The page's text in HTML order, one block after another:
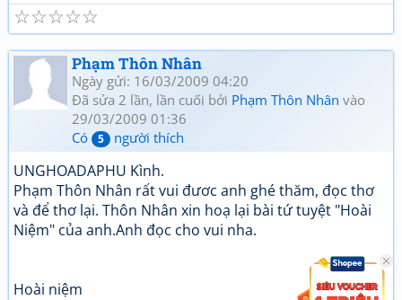
☆
☆
☆
☆
☆
Phạm Thôn Nhân
Ngày gửi: 16/03/2009 04:20
Đã sửa 2 lần, lần cuối bởi Phạm Thôn Nhân vào
29/03/2009 01:36
Có
5 người thích
UNGHOADAPHU Kình.
Phạm Thôn Nhân rất vui đươc anh ghé thăm, đọc thơ
và để thơ lại. Thôn Nhân xin hoạ lại bài tứ tuyệt "Hoài
Niệm" của anh.Anh đọc cho vui nha.
Hoài niệm